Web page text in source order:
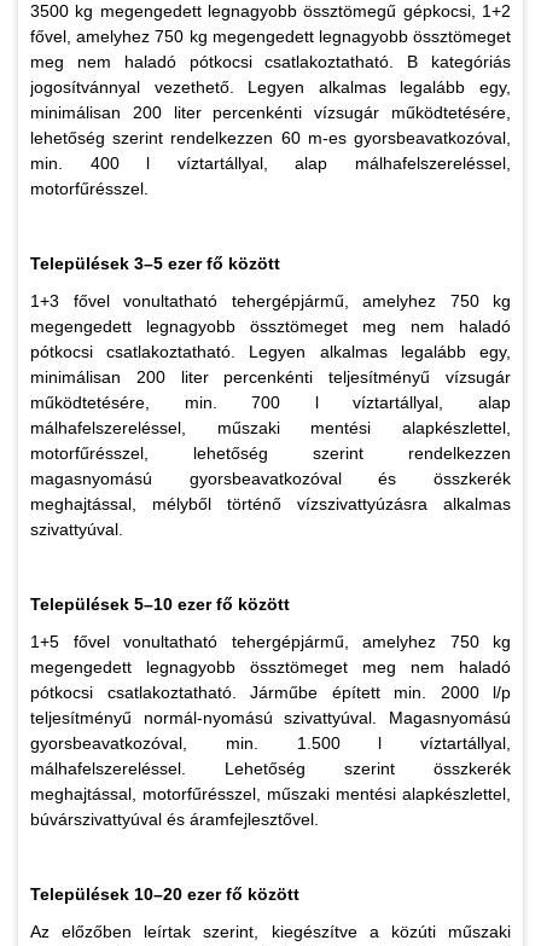
3500 kg megengedett legnagyobb össztömegű gépkocsi, 1+2
fővel, amelyhez 750 kg megengedett legnagyobb össztömeget
meg nem haladó pótkocsi csatlakoztatható. B kategóriás
jogosítvánnyal vezethető. Legyen alkalmas legalább egy,
minimálisan 200 liter percenkénti vízsugár működtetésére,
lehetőség szerint rendelkezzen 60 m-es gyorsbeavatkozóval,
min. 400 l víztartállyal, alap málhafelszereléssel,
motorfűrésszel.
Települések 3–5 ezer fő között
1+3 fővel vonultatható tehergépjármű, amelyhez 750 kg
megengedett legnagyobb össztömeget meg nem haladó
pótkocsi csatlakoztatható. Legyen alkalmas legalább egy,
minimálisan 200 liter percenkénti teljesítményű vízsugár
működtetésére, min. 700 l víztartállyal, alap
málhafelszereléssel, műszaki mentési alapkészlettel,
motorfűrésszel, lehetőség szerint rendelkezzen
magasnyomású gyorsbeavatkozóval és összkerék
meghajtással, mélyből történő vízszivattyúzásra alkalmas
szivattyúval.
Települések 5–10 ezer fő között
1+5 fővel vonultatható tehergépjármű, amelyhez 750 kg
megengedett legnagyobb össztömeget meg nem haladó
pótkocsi csatlakoztatható. Járműbe épített min. 2000 l/p
teljesítményű normál-nyomású szivattyúval. Magasnyomású
gyorsbeavatkozóval, min. 1.500 l víztartállyal,
málhafelszereléssel. Lehetőség szerint összkerék
meghajtással, motorfűrésszel, műszaki mentési alapkészlettel,
búvárszivattyúval és áramfejlesztővel.
Települések 10–20 ezer fő között
Az előzőben leírtak szerint, kiegészítve a közúti műszaki